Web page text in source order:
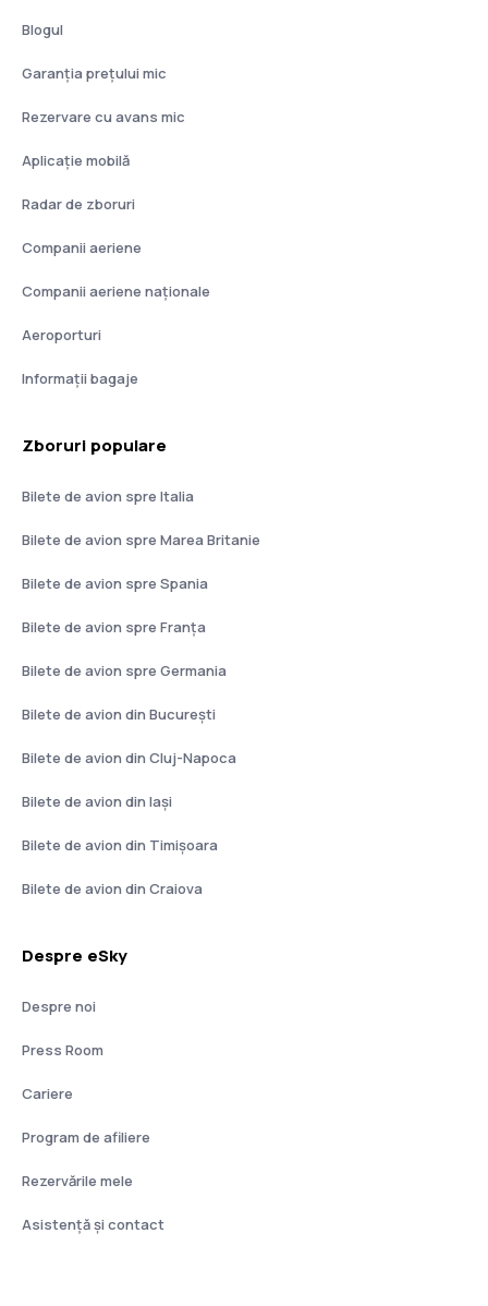
Blogul
Garanția prețului mic
Rezervare cu avans mic
Aplicație mobilă
Radar de zboruri
Companii aeriene
Companii aeriene naţionale
Aeroporturi
Informații bagaje
Zboruri populare
Bilete de avion spre Italia
Bilete de avion spre Marea Britanie
Bilete de avion spre Spania
Bilete de avion spre Franţa
Bilete de avion spre Germania
Bilete de avion din București
Bilete de avion din Cluj-Napoca
Bilete de avion din Iași
Bilete de avion din Timișoara
Bilete de avion din Craiova
Despre eSky
Despre noi
Press Room
Cariere
Program de afiliere
Rezervările mele
Asistenţă şi contact